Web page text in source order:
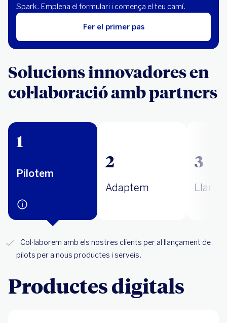
Spark. Emplena el formulari i comença el teu camí.
Fer el primer pas
Solucions innovadores en
col·laboració amb partners
1
Pilotem
2
Adaptem
3
Col·laborem amb els nostres clients per al llançament de
pilots per a nous productes i serveis.
Productes digitals